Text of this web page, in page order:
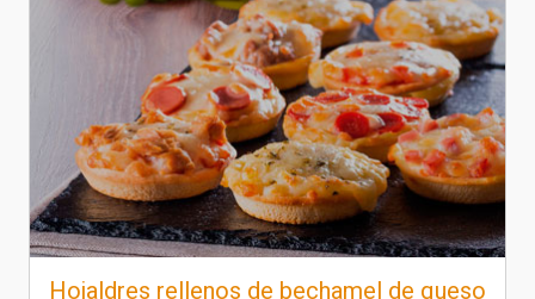
Hojaldres rellenos de bechamel de queso